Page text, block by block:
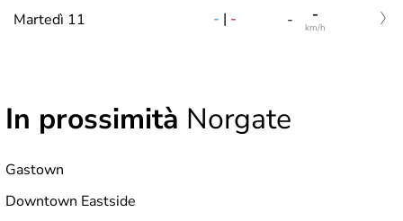
Martedì 11 - | - - -
km/h
In prossimità Norgate
Gastown
Downtown Eastside